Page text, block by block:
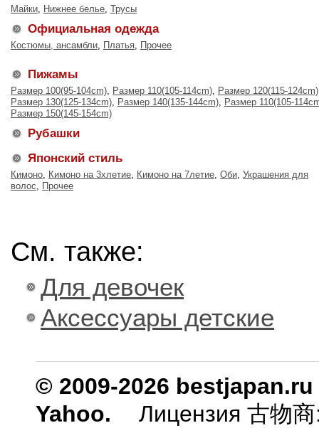
Майки, Нижнее белье, Трусы
Официальная одежда
Костюмы, ансамбли, Платья, Прочее
Пижамы
Размер 100(95-104cm), Размер 110(105-114cm), Размер 120(115-124cm)
Размер 130(125-134cm), Размер 140(135-144cm), Размер 110(105-
Размер 150(145-154cm)
Рубашки
Японский стиль
Кимоно, Кимоно на 3хлетие, Кимоно на 7летие, Оби, Украшения для
волос, Прочее
См. также:
Для девочек
Аксессуары детские
© 2009-2026
Yahoo.
Лицензия 古物